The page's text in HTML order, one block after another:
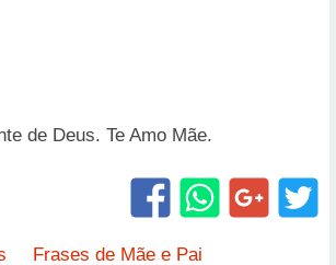
de Deus. Te Amo Mãe.
Frases de Mãe e Pai